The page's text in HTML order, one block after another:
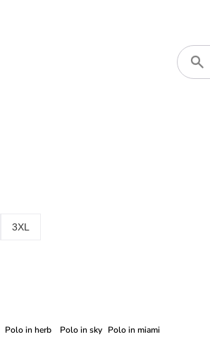
3XL
Polo in herb Polo in sky Polo in miami